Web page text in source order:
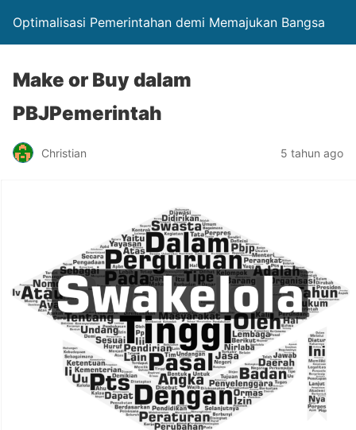
Optimalisasi Pemerintahan demi Memajukan Bangsa
Make or Buy dalam
PBJPemerintah
Christian 5 tahun ago